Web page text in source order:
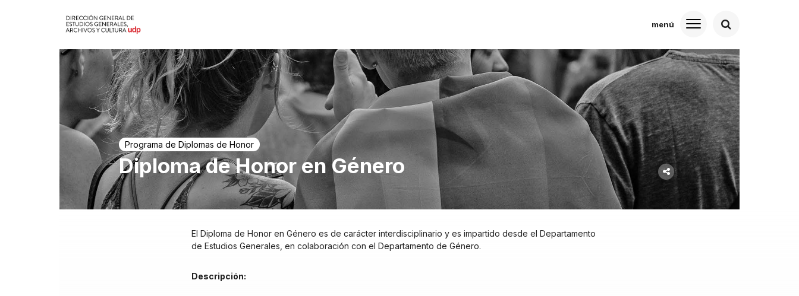
Programa de Diplomas de Honor
Diploma de Honor en Género
El Diploma de Honor en Género es de carácter interdisciplinario y es impartido desde el Departamento
de Estudios Generales, en colaboración con el Departamento de Género.
Descripción: